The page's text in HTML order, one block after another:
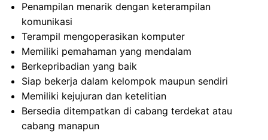
Penampilan menarik dengan keterampilan
komunikasi
Terampil mengoperasikan komputer
Memiliki pemahaman yang mendalam
Berkepribadian yang baik
Siap bekerja dalam kelompok maupun sendiri
Memiliki kejujuran dan ketelitian
Bersedia ditempatkan di cabang terdekat atau
cabang manapun